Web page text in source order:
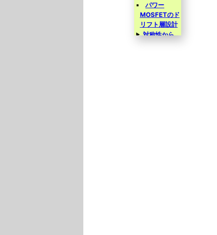
パワー
MOSFETのド
リフト層設計
対称性から